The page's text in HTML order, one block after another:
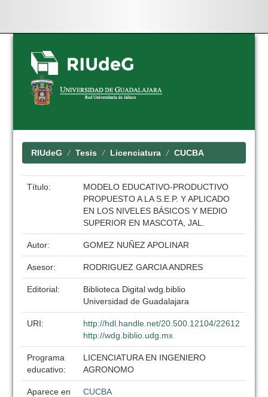
Skip
navigation
RIUdeG Tesis Licenciatura CUCBA
Título:
MODELO EDUCATIVO-PRODUCTIVO
PROPUESTO A LA S.E.P. Y APLICADO
EN LOS NIVELES BÁSICOS Y MEDIO
SUPERIOR EN MASCOTA, JAL.
Autor: GOMEZ NUÑEZ APOLINAR
Asesor: RODRIGUEZ GARCIA ANDRES
Editorial:
Biblioteca Digital wdg.biblio
Universidad de Guadalajara
URI:
http://hdl.handle.net/20.500.12104/22612
http://wdg.biblio.udg.mx
Programa
educativo:
LICENCIATURA EN INGENIERO
AGRONOMO
Aparece en
CUCBA